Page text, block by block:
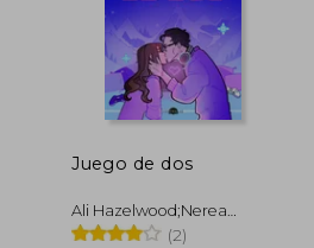
Juego de dos
Ali Hazelwood;Nerea
Gilabert Giménez
(2)